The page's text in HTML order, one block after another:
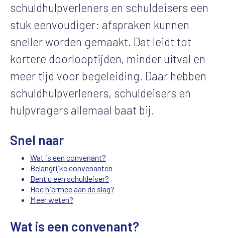
schuldhulpverleners en schuldeisers een
stuk eenvoudiger: afspraken kunnen
sneller worden gemaakt. Dat leidt tot
kortere doorlooptijden, minder uitval en
meer tijd voor begeleiding. Daar hebben
schuldhulpverleners, schuldeisers en
hulpvragers allemaal baat bij.
Snel naar
Wat is een convenant?
Belangrijke convenanten
Bent u een schuldeiser?
Hoe hiermee aan de slag?
Meer weten?
Wat is een convenant?